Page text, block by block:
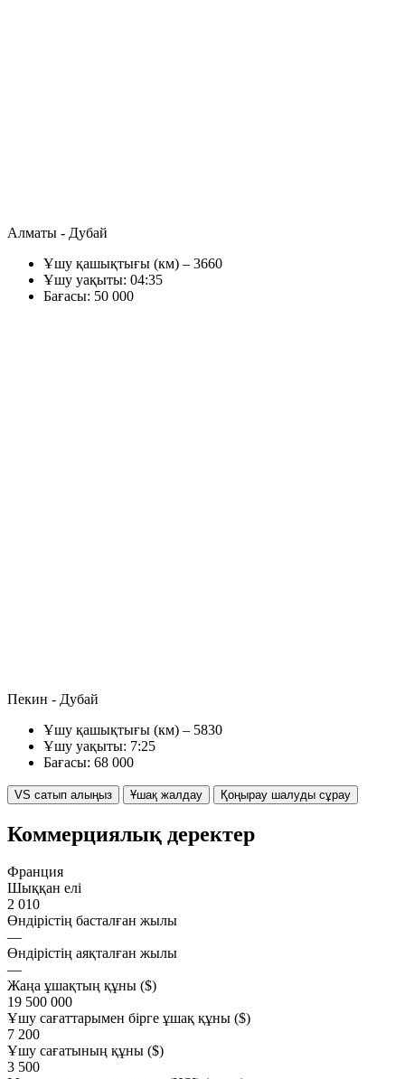
Алматы - Дубай
Ұшу қашықтығы (км) – 3660
Ұшу уақыты: 04:35
Бағасы: 50 000
Пекин - Дубай
Ұшу қашықтығы (км) – 5830
Ұшу уақыты: 7:25
Бағасы: 68 000
VS сатып алыңыз Ұшақ жалдау Қоңырау шалуды сұрау
Коммерциялық деректер
Франция
Шыққан елі
2 010
Өндірістің басталған жылы
—
Өндірістің аяқталған жылы
—
Жаңа ұшақтың құны ($)
19 500 000
Ұшу сағаттарымен бірге ұшақ құны ($)
7 200
Ұшу сағатының құны ($)
3 500